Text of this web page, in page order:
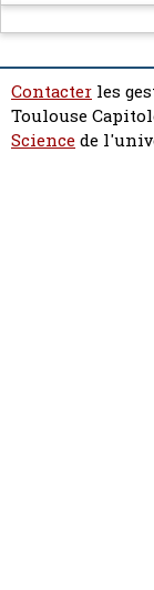
Contacter les
Toulouse
Sciencede